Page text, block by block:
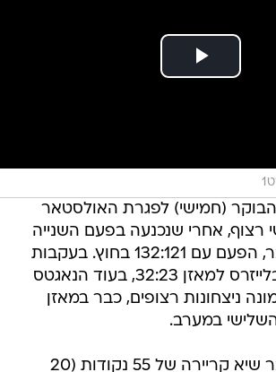
(חמישי) לפגרת האולסטאר
רצוף, אחרי שנכנעה בפעם השנייה
תוך יומיים לדנבר, הפעם עם 132:121 בחוץ. בעקבות
ההפסד ירדו הבלייזרס למאזן 32:23, בעוד הנאגטס
ניצחונות רצופים, כבר במאזן
ג'מאל מארי קבר שיא קריירה של 55 נקודות (20